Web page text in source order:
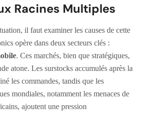
Racines Multiples
il faut examiner les causes de cette
opère dans deux secteurs clés :
. Ces marchés, bien que stratégiques,
atone. Les surstocks accumulés après la
les commandes, tandis que les
mondiales, notamment les menaces de
ajoutent une pression